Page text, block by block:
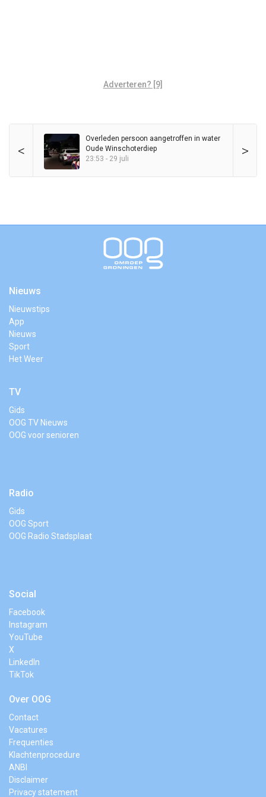
Adverteren? [9]
< >
Overleden persoon aangetroffen in water
Oude Winschoterdiep
23:53 - 29 juli
Nieuws
Nieuwstips
App
Nieuws
Sport
Het Weer
TV
Gids
OOG TV Nieuws
OOG voor senioren
Radio
Gids
OOG Sport
OOG Radio Stadsplaat
Social
Facebook
Instagram
YouTube
X
LinkedIn
TikTok
Over OOG
Contact
Vacatures
Frequenties
Klachtenprocedure
ANBI
Disclaimer
Privacy statement